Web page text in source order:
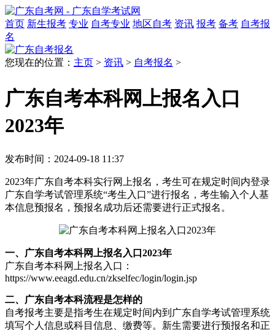
首页 新生报考 专业 自考专业 地区自考 资讯 报考 备考 自考报
名
您现在的位置： 主页 > 资讯 > 自考报名 >
广东自考本科网上报名入口
2023年
发布时间：2024-09-18 11:37
2023年广东自考本科实行网上报名，考生可在规定时间内登录
广东自学考试管理系统“考生入口”进行报名，考生输入个人基
本信息预报名，预报名成功后还需要进行正式报名。
一、广东自考本科网上报名入口2023年
广东自考本科网上报名入口：
https://www.eeagd.edu.cn/zkselfec/login/login.jsp
二、广东自考本科流程是怎样的
自考报考主要是指考生在规定时间内到广东自学考试管理系统
填写个人信息或科目信息、缴费等。新生需要进行预报名和正